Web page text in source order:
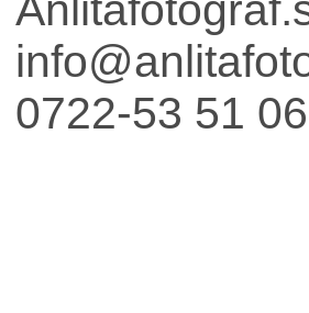
0722-53 51 06